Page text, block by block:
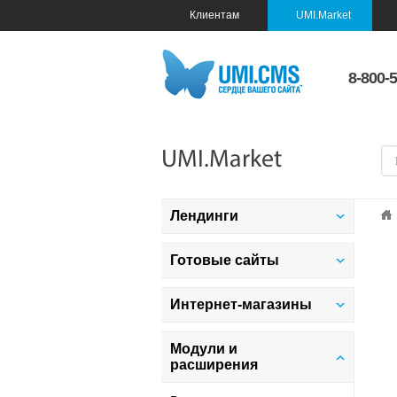
Клиентам UMI.Market
8-800-
UMI.Market
Лендинги
Все
Бизнес и финансы (8)
Готовые сайты
Все
Государственные сайты (3)
Интернет-магазины
Все
Адаптивные шаблоны (36)
Модули и
расширения